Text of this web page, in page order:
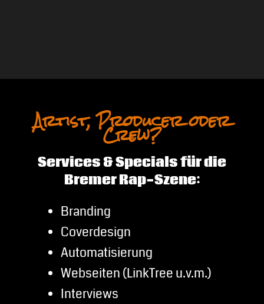
Artist, Producer oder
Crew?
Services & Specials für die
Bremer Rap-Szene:
Branding
Coverdesign
Automatisierung
Webseiten (LinkTree u.v.m.)
Interviews